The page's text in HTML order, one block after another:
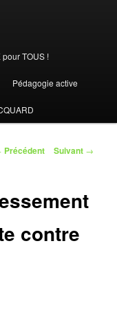
pour TOUS !
Pédagogie active
Précédent Suivant →
contre